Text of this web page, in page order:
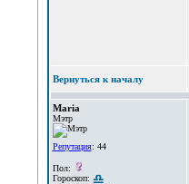
Вернуться к началу
Maria
Мэтр
Репутация: 44
Пол:
Гороскоп: